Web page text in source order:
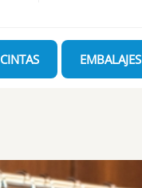
CINTAS EMBALAJES